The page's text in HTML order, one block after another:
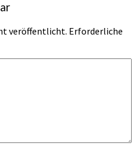
veröffentlicht. Erforderliche